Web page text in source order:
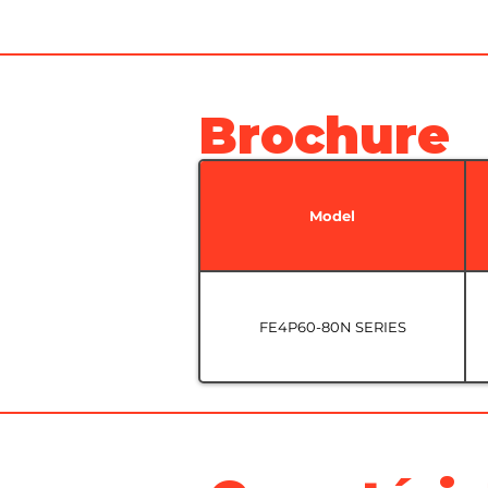
Brochure
Model
FE4P60-80N SERIES